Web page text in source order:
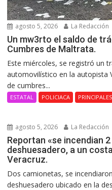
agosto 5, 2026 La Redacción
Un mw3rto el saldo de
Cumbres de Maltrata.
Este miércoles, se registró un
automovilístico en la autopista
de cumbres...
ESTATAL POLICIACA PRINCIPALES
agosto 5, 2026 La Redacción
Reportan «se incendian
deshuesadero, a un
Veracruz.
Dos camionetas, se
deshuesadero ubicado en la